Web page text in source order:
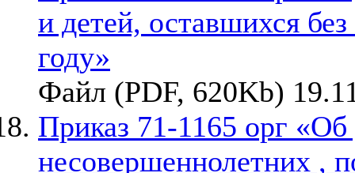
и детей, оставшихся
году»
Файл (PDF, 620Kb)
Приказ 71-1165 орг «Об
несовершеннолетних ,